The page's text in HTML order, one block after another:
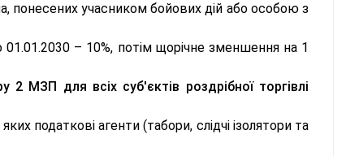
учасником бойових дій або особою з
– 10%, потім щорічне зменшення на 1
2 МЗП для всіх суб'єктів роздрібної торгівлі
податкові агенти (табори, слідчі ізолятори та